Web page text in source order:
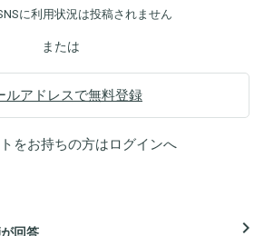
に利用状況は投稿されません
または
ルアドレスで無料登録
をお持ちの方はログインへ
回答 navigate_next